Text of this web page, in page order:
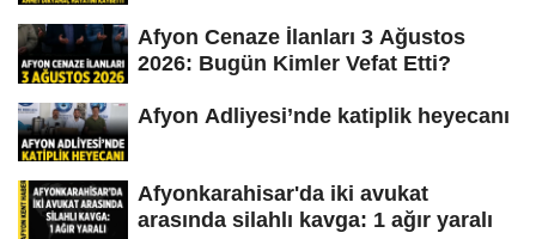
Afyon Cenaze İlanları 3 Ağustos
2026: Bugün Kimler Vefat Etti?
Afyon Adliyesi’nde katiplik heyecanı
Afyonkarahisar'da iki avukat
arasında silahlı kavga: 1 ağır yaralı